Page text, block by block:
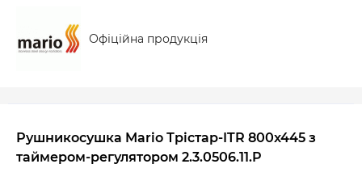
Офіційна продукція
Рушникосушка Mario Трістар-ITR 800x445 з
таймером-регулятором 2.3.0506.11.P